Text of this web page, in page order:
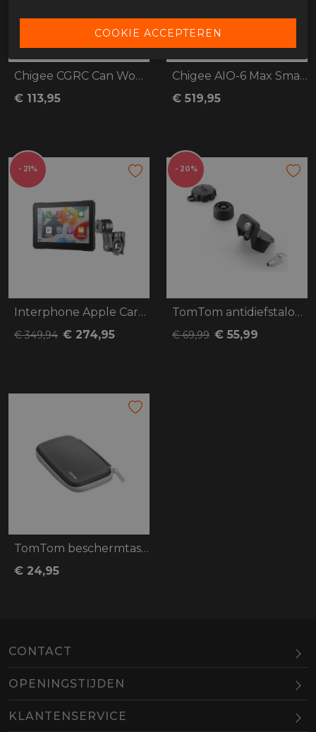
Chigee CGRC Can Wonderwheel module BMW
€ 113,95
Chigee AIO-6 Max Smart Carplay
€ 519,95
- 21%
Interphone Apple Carplay-Android 7"
€ 349,94 € 274,95
- 20%
TomTom antidiefstaloplossing V2 Rider 40
€ 69,99 € 55,99
TomTom beschermtas Rider 40/400/410/420/
€ 24,95
CONTACT
OPENINGSTIJDEN
Maandag
KLANTENSERVICE